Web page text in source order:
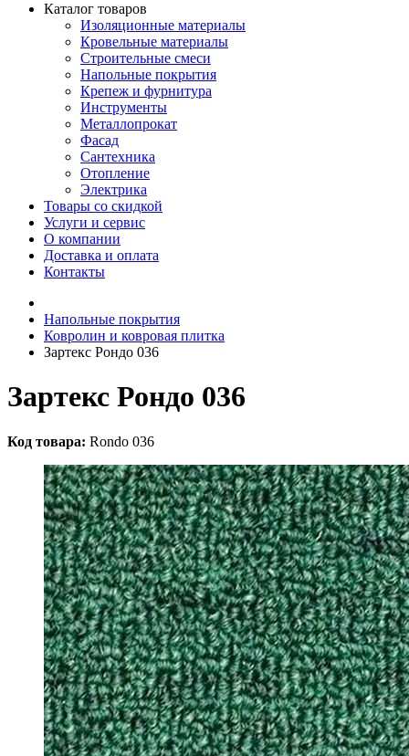
Каталог товаров
Изоляционные материалы
Кровельные материалы
Строительные смеси
Напольные покрытия
Крепеж и фурнитура
Инструменты
Металлопрокат
Фасад
Сантехника
Отопление
Электрика
Товары со скидкой
Услуги и сервис
О компании
Доставка и оплата
Контакты
Напольные покрытия
Ковролин и ковровая плитка
Зартекс Рондо 036
Зартекс Рондо 036
Код товара: Rondo 036